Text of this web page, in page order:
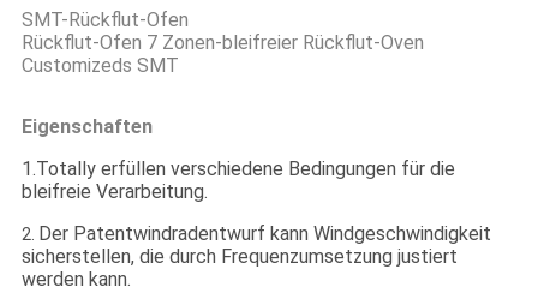
SMT-Rückflut-Ofen
Rückflut-Ofen 7 Zonen-bleifreier Rückflut-Oven
Customizeds SMT
Eigenschaften
1.Totally erfüllen verschiedene Bedingungen für die
bleifreie Verarbeitung.
2. Der Patentwindradentwurf kann Windgeschwindigkeit
sicherstellen, die durch Frequenzumsetzung justiert
werden kann.